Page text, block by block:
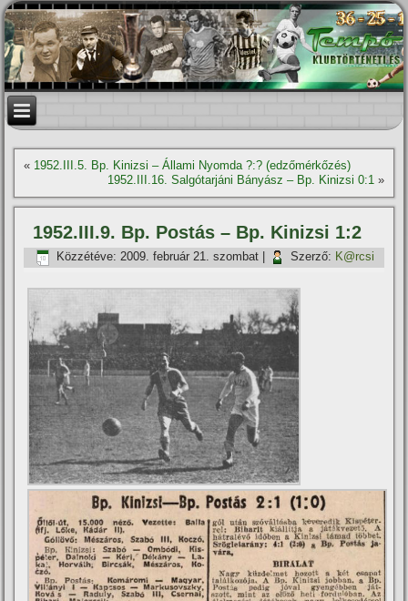
« 1952.III.5. Bp. Kinizsi – Állami Nyomda ?:? (edzőmérkőzés)
1952.III.16. Salgótarjáni Bányász – Bp. Kinizsi 0:1»
1952.III.9. Bp. Postás – Bp. Kinizsi 1:2
Közzétéve: 2009. február 21. szombat Szerző: K@rcsi